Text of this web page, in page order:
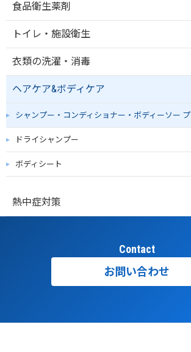
食品衛生薬剤
トイレ・施設衛生
衣類の洗濯・消毒
ヘアケア&ボディケア
シャンプー・コンディショナー・ボディーソー プ
ドライシャンプー
ボディシート
熱中症対策
Contact
お問い合わせ